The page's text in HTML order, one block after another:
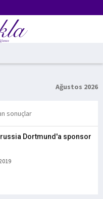
Ağustos 2026
sonuçlar
Dortmund'a sponsor